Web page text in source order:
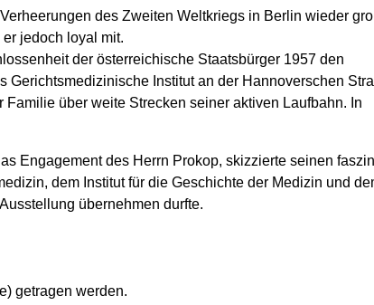
des Zweiten Weltkriegs in Berlin wieder
jedoch loyal mit.
der österreichische Staatsbürger 1957 den
Institut an der Hannoverschen
über weite Strecken seiner aktiven Laufbahn. In
Engagement des Herrn Prokop, skizzierte seinen
dem Institut für die Geschichte der Medizin und
übernehmen durfte.
getragen werden.